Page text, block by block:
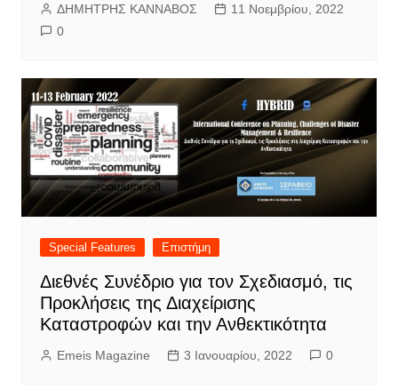
ΔΗΜΗΤΡΗΣ ΚΑΝΝΑΒΟΣ
11 Νοεμβρίου, 2022
0
Special Features Επιστήμη
Διεθνές Συνέδριο για τον Σχεδιασμό, τις
Προκλήσεις της Διαχείρισης
Καταστροφών και την Ανθεκτικότητα
Emeis Magazine 3 Ιανουαρίου, 2022 0